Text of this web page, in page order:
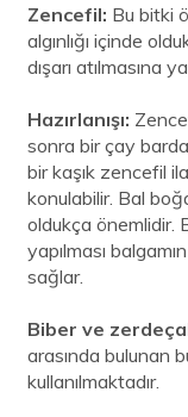
Zencefil: Bu bitki
algınlığı içinde
dışarı atılmasına
Hazırlanışı:
sonra bir çay
bir kaşık zencefil
konulabilir. Bal
oldukça önemlidir.
yapılması
sağlar.
Biber ve
arasında bulunan
kullanılmaktadır.